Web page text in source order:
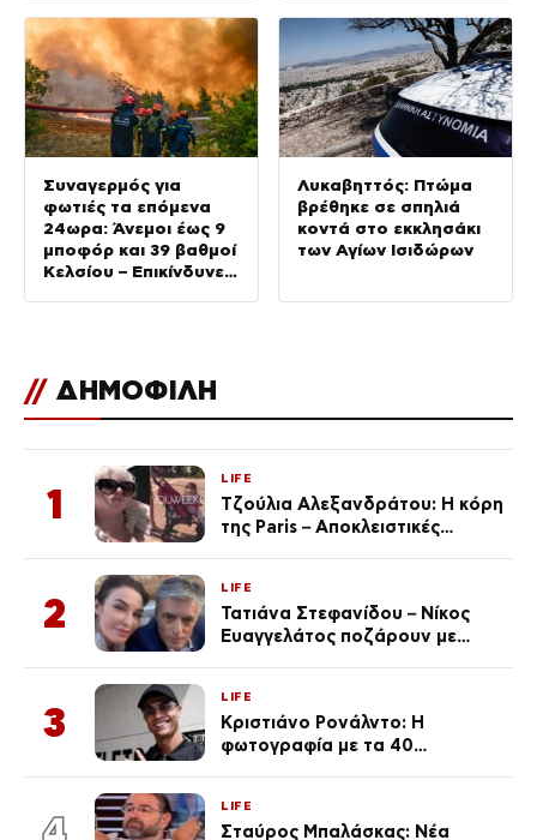
ξυλοδαρμούς
επιχειρηματιών
Συναγερμός για
φωτιές τα επόμενα
24ωρα: Άνεμοι έως 9
μποφόρ και 39 βαθμοί
Κελσίου – Επικίνδυνες
Λυκαβηττός: Πτώμα
βρέθηκε σε σπηλιά
κοντά στο εκκλησάκι
των Αγίων Ισιδώρων
// ΔΗΜΟΦΙΛΗ
1
LIFE
Τζούλια Αλεξανδράτου: Η κόρη
της Paris – Αποκλειστικές
2
LIFE
Τατιάνα Στεφανίδου – Νίκος
Ευαγγελάτος ποζάρουν με
3
LIFE
Κριστιάνο Ρονάλντο: Η
φωτογραφία με τα 40
εκ. likes
LIFE
Σταύρος Μπαλάσκας: Νέα